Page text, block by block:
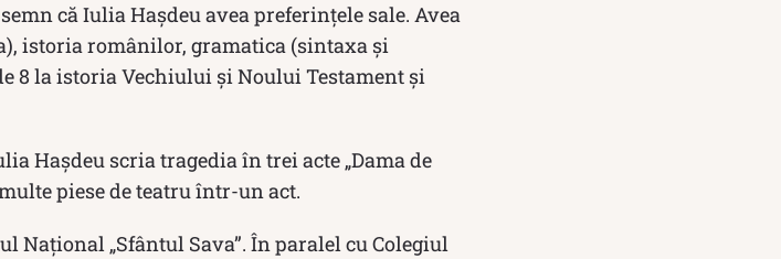
că Iulia Hașdeu avea preferințele sale. Avea
istoria românilor, gramatica (sintaxa şi
8 la istoria Vechiului şi Noului Testament și
Hașdeu scria tragedia în trei acte „Dama de
piese de teatru într-un act.
Național „Sfântul Sava”. În paralel cu Colegiul